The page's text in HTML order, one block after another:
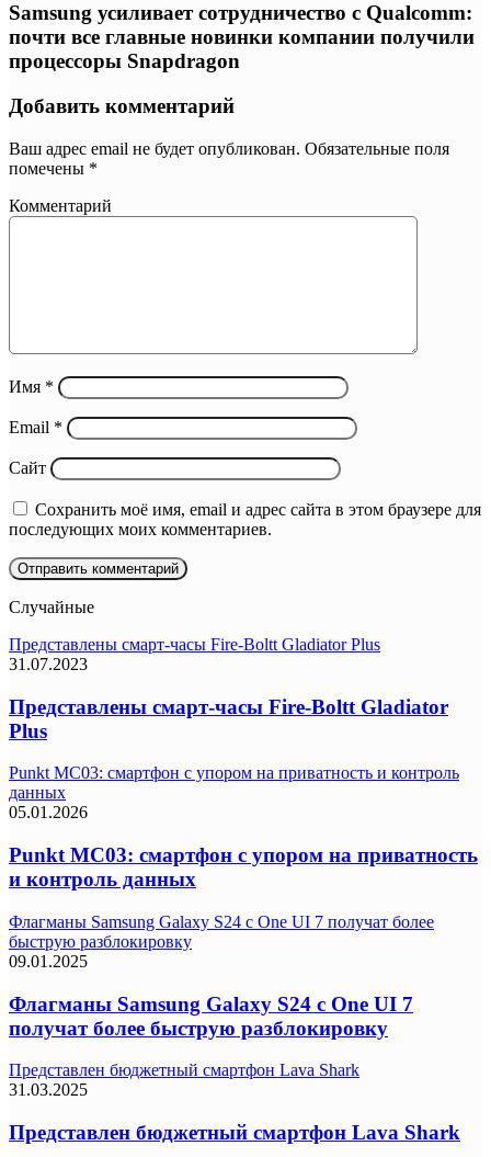
Samsung усиливает сотрудничество с Qualcomm:
почти все главные новинки компании получили
процессоры Snapdragon
Добавить комментарий
Ваш адрес email не будет опубликован. Обязательные поля
помечены *
Комментарий
Имя *
Email *
Сайт
Сохранить моё имя, email и адрес сайта в этом браузере для
последующих моих комментариев.
Случайные
Представлены смарт-часы Fire-Boltt Gladiator Plus
31.07.2023
Представлены смарт-часы Fire-Boltt Gladiator
Plus
Punkt MC03: смартфон с упором на приватность и контроль
данных
05.01.2026
Punkt MC03: смартфон с упором на приватность
и контроль данных
Флагманы Samsung Galaxy S24 с One UI 7 получат более
быструю разблокировку
09.01.2025
Флагманы Samsung Galaxy S24 с One UI 7
получат более быструю разблокировку
Представлен бюджетный смартфон Lava Shark
31.03.2025
Представлен бюджетный смартфон Lava Shark